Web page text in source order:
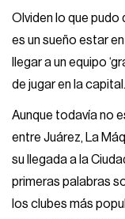
Olviden lo que
es un sueño estar
llegar a un equipo
de jugar en la capital.
Aunque todavía no
entre Juárez, La
su llegada a la
primeras palabras
los clubes más